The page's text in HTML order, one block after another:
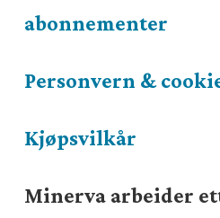
abonnementer
Personvern &
Kjøpsvilkår
Minerva arbeider